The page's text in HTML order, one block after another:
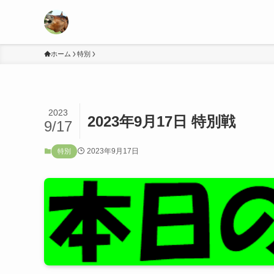
ホーム 特別
2023年9月17日 特別戦
2023
9/17
特別 2023年9月17日